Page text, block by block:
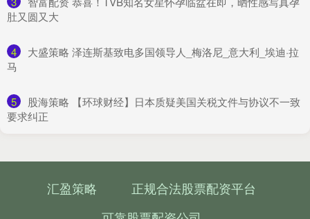
肚又圆又大
4
​大盛策略 泽连斯基致电多国领导人_梅洛尼_意大利_埃迪·拉
马
5
​股海策略 【环球财经】日本质疑美国关税文件与协议不一致
要求纠正
汇盈策略
正规合法股票配资平台